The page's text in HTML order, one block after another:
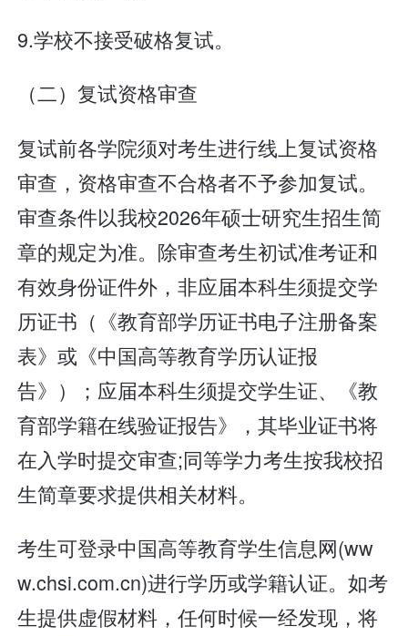
9.学校不接受破格复试。
（二）复试资格审查
复试前各学院须对考生进行线上复试资格
审查，资格审查不合格者不予参加复试。
审查条件以我校2026年硕士研究生招生简
章的规定为准。除审查考生初试准考证和
有效身份证件外，非应届本科生须提交学
历证书（《教育部学历证书电子注册备案
表》或《中国高等教育学历认证报
告》）；应届本科生须提交学生证、《教
育部学籍在线验证报告》，其毕业证书将
在入学时提交审查;同等学力考生按我校招
生简章要求提供相关材料。
考生可登录中国高等教育学生信息网(ww
w.chsi.com.cn)进行学历或学籍认证。如考
生提供虚假材料，任何时候一经发现，将